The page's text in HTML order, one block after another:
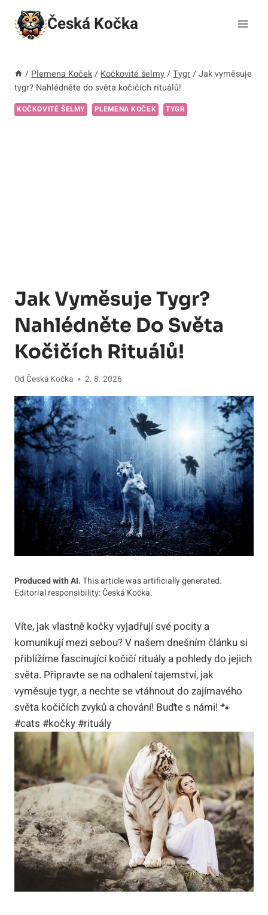
Přeskočit
obsah
Česká Kočka
/ Plemena Koček / Kočkovité šelmy / Tygr / Jak vyměsuje
tygr? Nahlédněte do světa kočičích rituálů!
KOČKOVITÉ ŠELMY PLEMENA KOČEK TYGR
Jak Vyměsuje Tygr?
Nahlédněte Do Světa
Kočičích Rituálů!
Od Česká Kočka 2. 8. 2026
Produced with AI.This article was artificially generated.
Editorial responsibility: Česká Kočka.
Víte, jak vlastně kočky vyjadřují své pocity a
komunikují mezi sebou? V našem dnešním článku si
přiblížíme fascinující kočičí rituály a pohledy do jejich
světa. Připravte se na odhalení tajemství, jak
vyměsuje tygr, a nechte se vtáhnout do zajímavého
světa kočičích zvyků a chování! Buďte s námi! 🐾
#cats #kočky #rituály